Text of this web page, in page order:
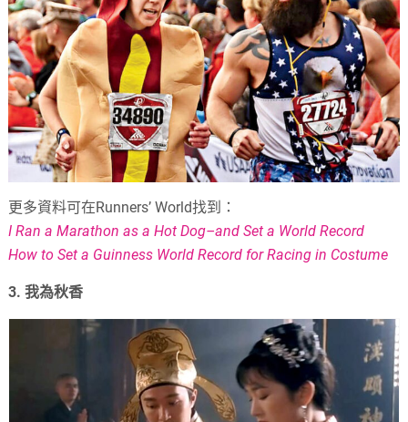
更多資料可在Runners’ World找到：
I Ran a Marathon as a Hot Dog–and Set a World Record
How to Set a Guinness World Record for Racing in Costume
3.我為秋香